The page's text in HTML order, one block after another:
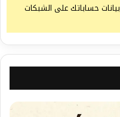
حساباتك على الشبكات